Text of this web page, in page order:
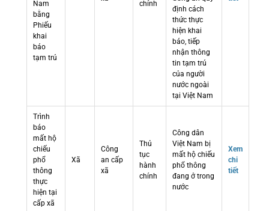
Nam
bằng
Phiếu
khai
báo
tạm trú
chính
định cách
thức thực
hiện khai
báo, tiếp
nhận thông
tin tạm trú
của người
nước ngoài
tại Việt Nam
Trình
báo
mất hộ
chiếu
phổ
thông
thực
hiện tại
cấp xã
Xã
Công
an cấp
xã
Thủ
tục
hành
chính
Công dân
Việt Nam bị
mất hộ chiếu
phổ thông
đang ở trong
nước
Xem
chi
tiết